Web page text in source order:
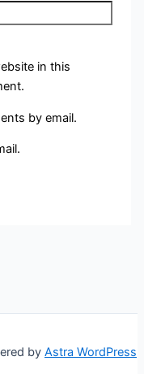
in this
by email.
by Astra WordPress